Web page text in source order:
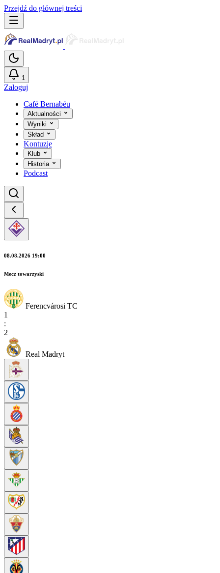
Przejdź do głównej treści
1
Zaloguj
Café Bernabéu
Aktualności
Wyniki
Skład
Kontuzje
Klub
Historia
Podcast
08.08.2026 19:00
Mecz towarzyski
Ferencvárosi TC
1
:
2
Real Madryt